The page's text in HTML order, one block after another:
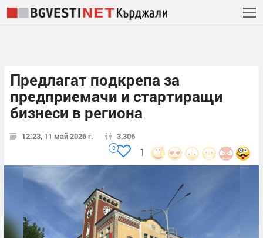
Предлагат подкрепа за
предприемачи и стартиращи
бизнеси в региона
12:23, 11 май 2026 г. 3,306
1
0